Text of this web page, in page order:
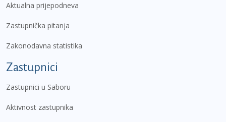
Aktualna prijepodneva
Zastupnička pitanja
Zakonodavna statistika
Zastupnici
Zastupnici u Saboru
Aktivnost zastupnika